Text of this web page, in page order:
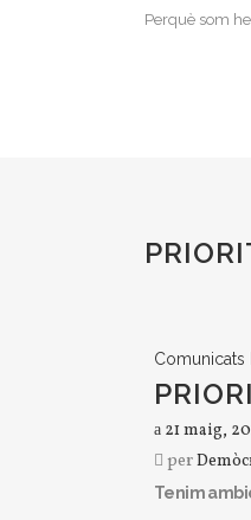
Perquè som
Comunicats
21 maig,
per
Tenim